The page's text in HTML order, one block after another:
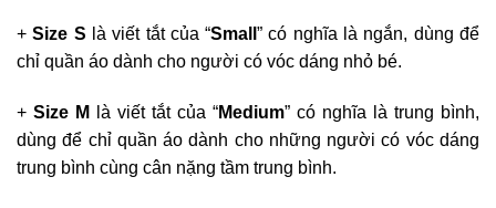
+Size S là viết tắt của “Small” có nghĩa là ngắn, dùng để
chỉ quần áo dành cho người có vóc dáng nhỏ bé.
+ Size M là viết tắt của “Medium” có nghĩa là trung bình,
dùng để chỉ quần áo dành cho những người có vóc dáng
trung bình cùng cân nặng tầm trung bình.